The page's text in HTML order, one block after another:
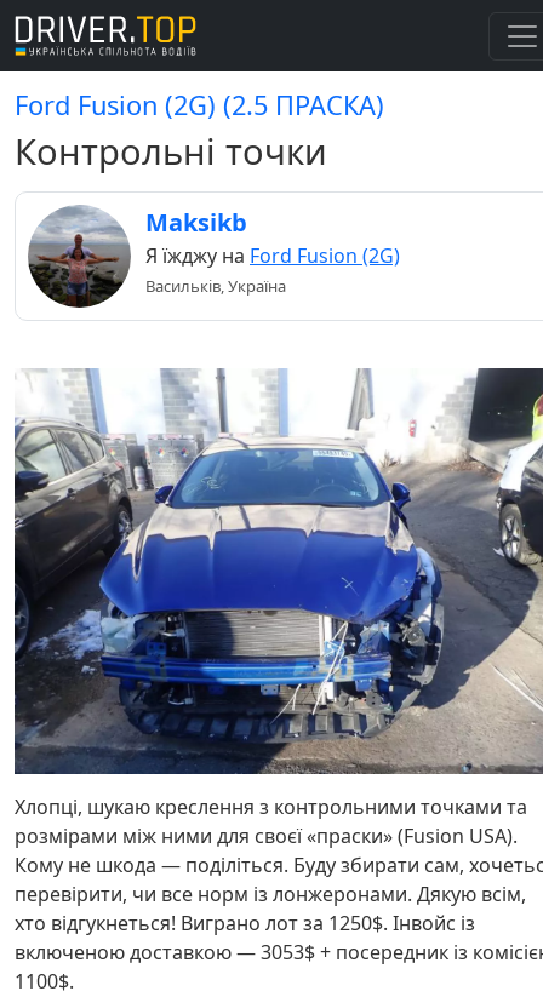
Ford Fusion (2G) (2.5 ПРАСКА)
Контрольні точки
Maksikb
Я їжджу на Ford Fusion (2G)
Васильків, Україна
Хлопці, шукаю креслення з контрольними точками та
розмірами між ними для своєї «праски» (Fusion USA).
Кому не шкода — поділіться. Буду збирати сам,
перевірити, чи все норм із лонжеронами. Дякую всім,
хто відгукнеться! Виграно лот за 1250$. Інвойс із
включеною доставкою — 3053$ + посередник із
1100$.